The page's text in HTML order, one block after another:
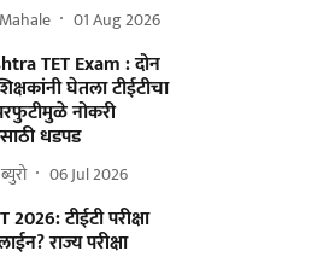
01 Aug 2026
TET Exam : दोन
घेतला टीईटीचा
नोकरी
धडपड
06 Jul 2026
2026: टीईटी परीक्षा
राज्य परीक्षा